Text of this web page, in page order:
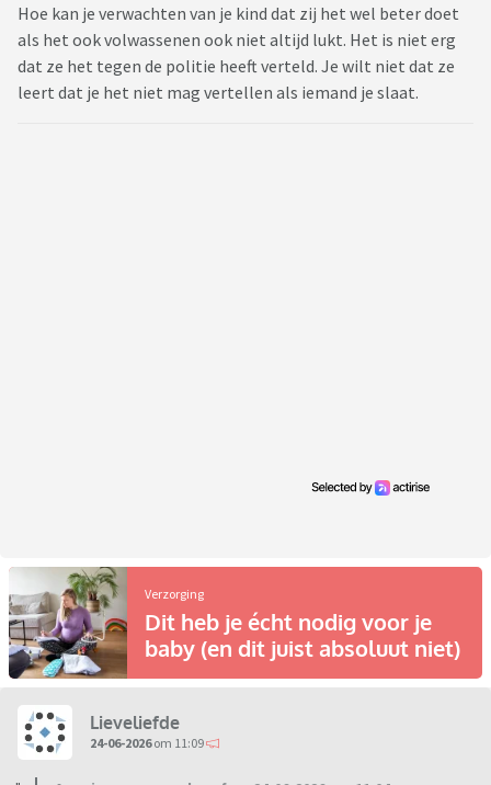
Hoe kan je verwachten van je kind dat zij het wel beter doet
als het ook volwassenen ook niet altijd lukt. Het is niet erg
dat ze het tegen de politie heeft verteld. Je wilt niet dat ze
leert dat je het niet mag vertellen als iemand je slaat.
Verzorging
Dit heb je écht nodig voor je
baby (en dit juist absoluut niet)
Lieveliefde
24-06-2026om 11:09